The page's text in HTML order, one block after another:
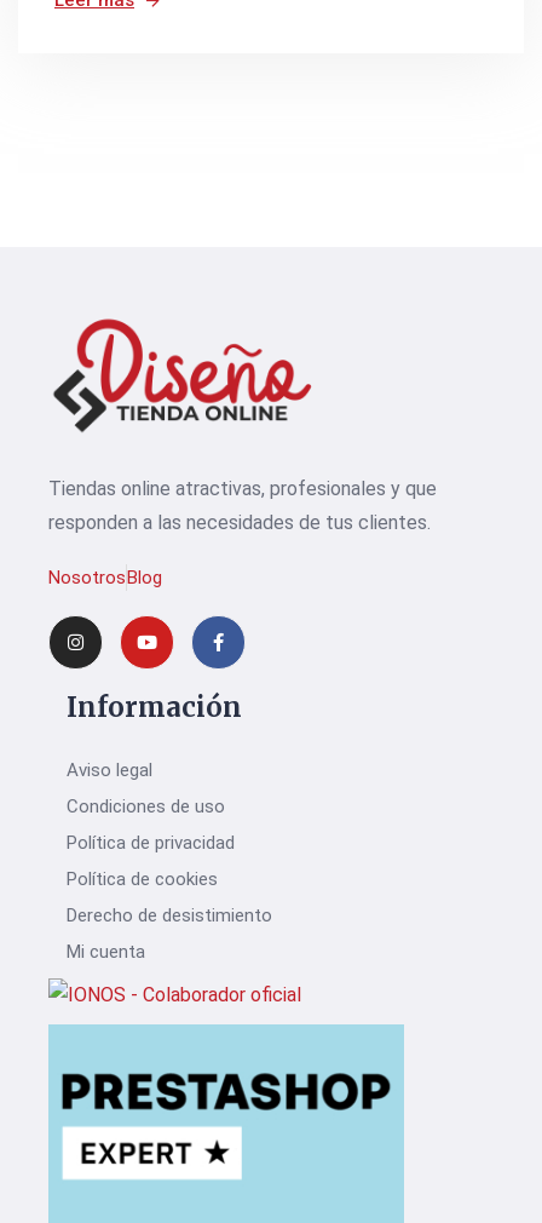
Tiendas online atractivas, profesionales y que
responden a las necesidades de tus clientes.
Nosotros Blog
Información
Aviso legal
Condiciones de uso
Política de privacidad
Política de cookies
Derecho de desistimiento
Mi cuenta